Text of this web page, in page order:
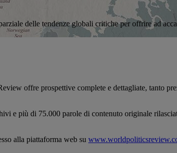
delle tendenze globali critiche per offrire ad
offre prospettive complete e dettagliate, tanto
e più di 75.000 parole di contenuto originale
alla piattaforma web su